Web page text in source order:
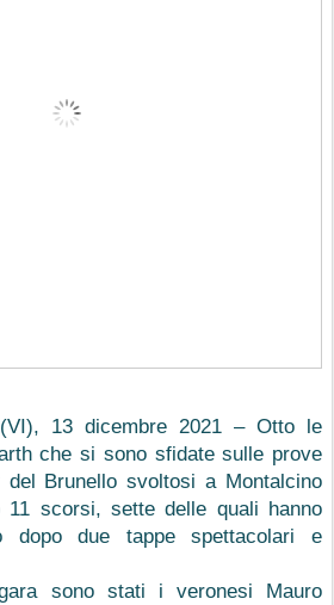
13 dicembre 2021 – Otto le
che si sono sfidate sulle prove
Brunello svoltosi a Montalcino
scorsi, sette delle quali hanno
dopo due tappe spettacolari e
sono stati i veronesi Mauro